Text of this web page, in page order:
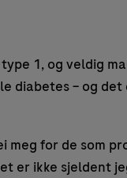
1, og veldig
diabetes – og
for de som
er ikke sjeldent